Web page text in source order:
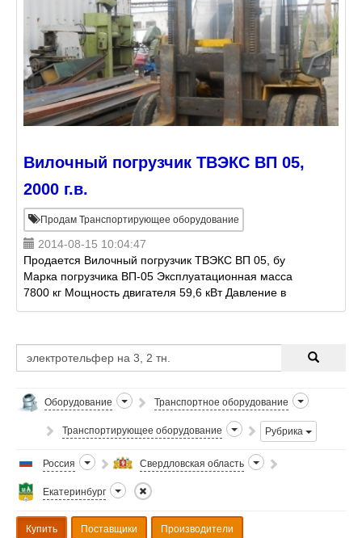
Вилочный погрузчик ТВЭКС ВП 05,
2000 г.в.
Продам Транспортирующее оборудование
2014-08-15 10:04:47
Продается Вилочный погрузчик ТВЭКС ВП 05, бу
Марка погрузчика ВП-05 Эксплуатационная масса
7800 кг Мощность двигателя 59,6 кВт Давление в
гидросистеме 18 мПа Скорость передвижения 20 км/
Оборудование Транспортное оборудование
Транспортирующее оборудование Рубрика
Россия Свердловская область
Екатеринбург
Купить Поставщики Производители